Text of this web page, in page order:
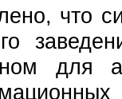
что
для